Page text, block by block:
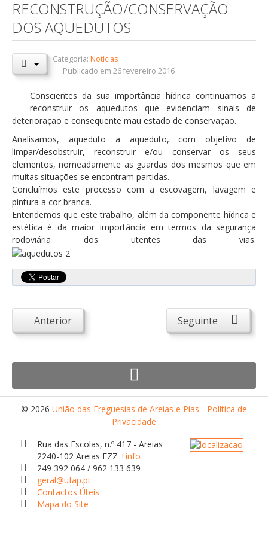
Orçamentos / PPI / PPA
Prestação de Contas
DESTAQUES
Notícias
Sondagens
ZêzereTV
SERVIÇOS
A Minha Rua
Abastecimento de Água
Roturas e Leituras
Qualidade da Água
Atendimento ao Público
Plantas PDM Online
Faixas Gestão Combustível
Sugestões/Reclamações
Tabela - Taxas e Licenças
Avarias na Iluminação Pública
AREIAS E PIAS
Contactos Úteis
Equipamentos
RECONSTRUÇÃO/CONSERVAÇÃO
DOS AQUEDUTOS
Categoria:Notícias
Publicado em 26 fevereiro 2016
Conscientes da sua importância hídrica continuamos a
reconstruir os aquedutos que evidenciam sinais de
deterioração e consequente mau estado de conservação.
Analisamos, aqueduto a aqueduto, com objetivo de
limpar/desobstruir, reconstruir e/ou conservar os seus
elementos, nomeadamente as guardas dos mesmos que em
muitas situações se encontram partidas.
Concluímos este processo com a escovagem, lavagem e
pintura a cor branca.
Entendemos que este trabalho, além da componente hídrica e
estética é da maior importância em termos da segurança
rodoviária dos utentes das vias.
Anterior Seguinte
© 2026 União das Freguesias de Areias e Pias - Política de
Privacidade
Rua das Escolas, n.º 417 - Areias
2240-102 Areias FZZ +info
249 392 064 / 962 133 639
geral@ufap.pt
Contactos Úteis
Mapa do Site